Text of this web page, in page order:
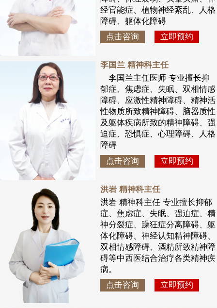
经官能症、植物神经紊乱、人格
障碍、躯体化障碍
点击咨询
立即预约
李国兰 精神科主任
李国兰主任医师 专业擅长抑
郁症、焦虑症、失眠、双相情感
障碍、应激性精神障碍、精神活
性物质所致精神障碍、脑器质性
及躯体疾病所致的精神障碍、强
迫症、恐惧症、心理障碍、人格
障碍
点击咨询
立即预约
洪岩 精神科主任
洪岩 精神科主任 专业擅长抑郁
症、焦虑症、失眠、强迫症、精
神分裂症、躁狂症分离障碍、躯
体化障碍、神经认知精神障碍、
双相情感障碍、酒精所致精神障
碍等中西医结合治疗各类精神疾
病。
点击咨询
立即预约